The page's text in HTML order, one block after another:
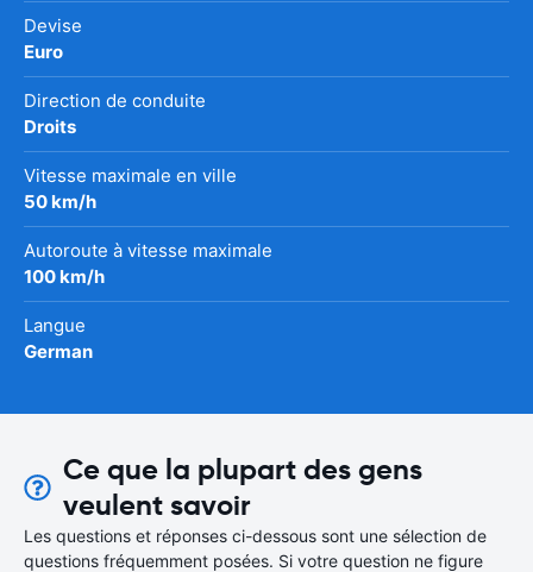
Devise
Euro
Direction de conduite
Droits
Vitesse maximale en ville
50 km/h
Autoroute à vitesse maximale
100 km/h
Langue
German
Ce que la plupart des gens
veulent savoir
Les questions et réponses ci-dessous sont une sélection de
questions fréquemment posées. Si votre question ne figure